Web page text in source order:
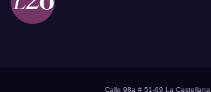
Calle 98a # 51-69 La Castellana